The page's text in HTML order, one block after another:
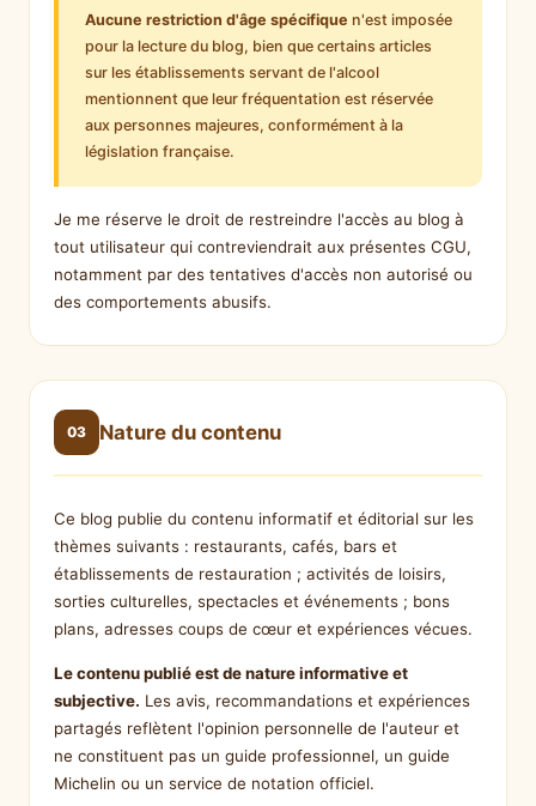
Aucune restriction d'âge spécifique n'est imposée
pour la lecture du blog, bien que certains articles
sur les établissements servant de l'alcool
mentionnent que leur fréquentation est réservée
aux personnes majeures, conformément à la
législation française.
Je me réserve le droit de restreindre l'accès au blog à
tout utilisateur qui contreviendrait aux présentes CGU,
notamment par des tentatives d'accès non autorisé ou
des comportements abusifs.
03 Nature du contenu
Ce blog publie du contenu informatif et éditorial sur les
thèmes suivants : restaurants, cafés, bars et
établissements de restauration ; activités de loisirs,
sorties culturelles, spectacles et événements ; bons
plans, adresses coups de cœur et expériences vécues.
Le contenu publié est de nature informative et
subjective. Les avis, recommandations et expériences
partagés reflètent l'opinion personnelle de l'auteur et
ne constituent pas un guide professionnel, un guide
Michelin ou un service de notation officiel.